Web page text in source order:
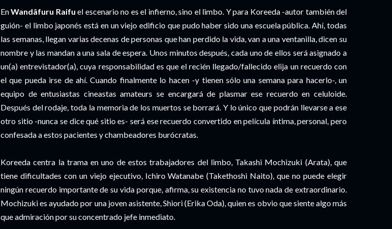
EnWandâfuru Raifu el escenario no es el infierno, sino el limbo. Y para Koreeda -autor también del
guión- el limbo japonés está en un viejo edificio que pudo haber sido una escuela pública. Ahí, todas
las semanas, llegan varias decenas de personas que han perdido la vida, van a una ventanilla, dicen su
nombre y las mandan a una sala de espera. Unos minutos después, cada uno de ellos será asignado a
un(a) entrevistador(a), cuya responsabilidad es que el recién llegado/fallecido elija un recuerdo con
el que pueda irse de ahí. Cuando finalmente lo hacen -y tienen sólo una semana para hacerlo-, un
equipo de entusiastas cineastas amateurs se encargará de plasmar ese recuerdo en celuloide.
Después del rodaje, toda la memoria de los muertos se borrará. Y lo único que podrán llevarse a ese
otro sitio -nunca se dice qué sitio es- será ese recuerdo convertido en película íntima, personal, pero
confesada a estos pacientes y chambeadores burócratas.
Koreeda centra la trama en uno de estos trabajadores del limbo, Takashi Mochizuki (Arata), que
tiene dificultades con un viejo ejecutivo, Ichiro Watanabe (Takethoshi Naito), que no puede elegir
ningún recuerdo importante de su vida porque, afirma, su existencia no tuvo nada de extraordinario.
Mochizuki es ayudado por una joven asistente, Shiori (Erika Oda), quien es obvio que siente algo más
que admiración por su concentrado jefe inmediato.